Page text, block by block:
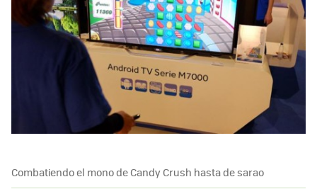
Combatiendo el mono de Candy Crush hasta de sarao